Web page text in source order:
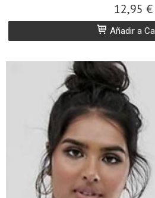
12,95 €
Añadir a